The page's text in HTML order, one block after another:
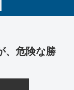
、危険な勝